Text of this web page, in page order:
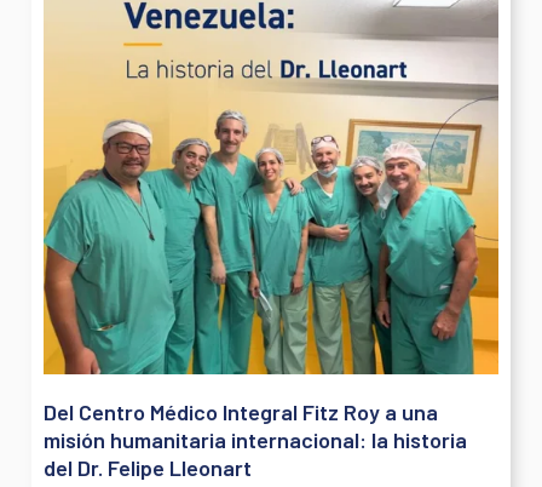
Del Centro Médico Integral Fitz Roy a una
misión humanitaria internacional: la historia
del Dr. Felipe Lleonart